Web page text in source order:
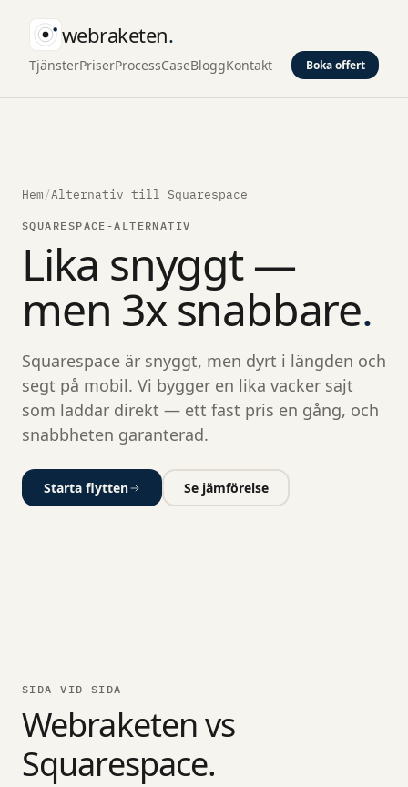
webraketen.
TjänsterPriserProcessCaseBloggKontakt Boka offert
Hem/Alternativ till Squarespace
SQUARESPACE-ALTERNATIV
Lika snyggt —
men 3x snabbare.
Squarespace är snyggt, men dyrt i längden och
segt på mobil. Vi bygger en lika vacker sajt
som laddar direkt — ett fast pris en gång, och
snabbheten garanterad.
Starta flytten Se jämförelse
SIDA VID SIDA
Webraketen vs
Squarespace.